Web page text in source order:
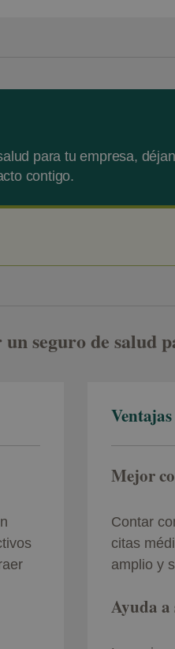
para tu empresa,
contigo.
seguro de salud
Mejor
Contar
citas
amplio y
Ayuda